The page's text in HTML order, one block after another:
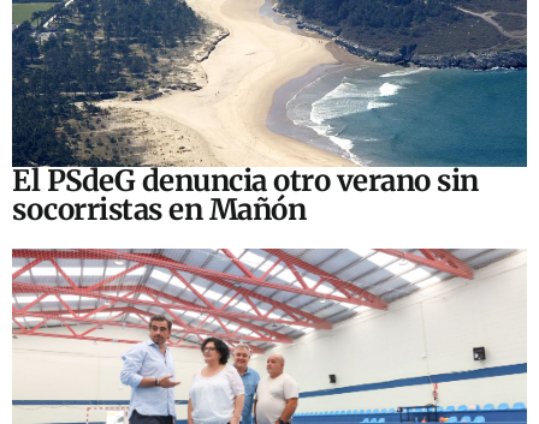
El PSdeG denuncia otro verano sin
socorristas en Mañón